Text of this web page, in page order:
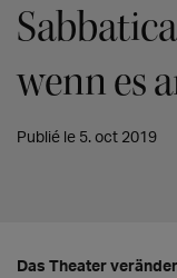
wenn es
Publié le 5. oct 2019
Das Theater